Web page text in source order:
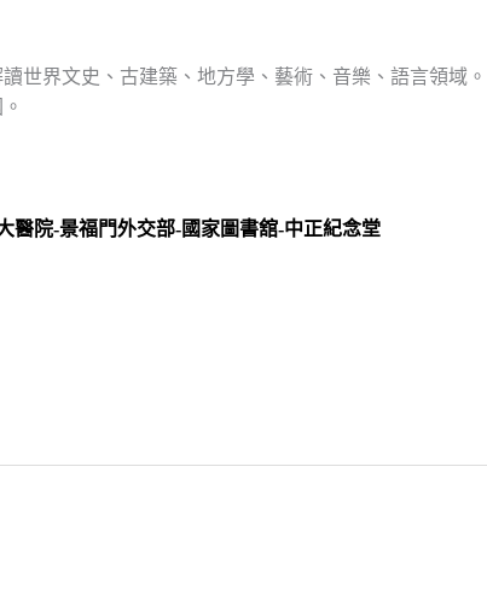
世界文史、古建築、地方學、藝術、音樂、語言領域
醫院-景福門外交部-國家圖書舘-中正紀念堂